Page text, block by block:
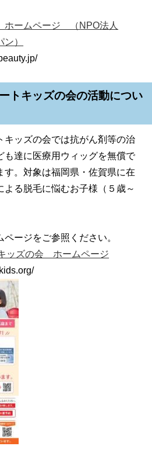
ームページ （NPO法人
）
トキッズの会の活動につい
キッズの会では抗がん剤等の治
も達に医療用ウィッグを無償で
す。対象は福岡県・佐賀県に在
る脱毛に悩むお子様（５歳～
ージをご参照ください。
ッズの会 ホームページ